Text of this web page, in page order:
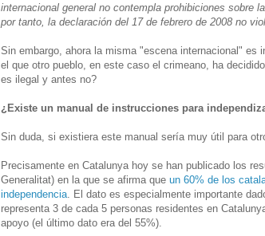
internacional general no contempla prohibiciones sobre
por tanto, la declaración del 17 de febrero de 2008 no
Sin embargo, ahora la misma "escena internacional" es
el que otro pueblo, en este caso el crimeano, ha
es ilegal y antes no?
¿Existe un manual de instrucciones para
Sin duda, si existiera este manual sería muy útil para
Precisamente en Catalunya hoy se han publicado los
Generalitat) en la que se afirma que un 60% de los
independencia . El dato es especialmente importante
representa 3 de cada 5 personas residentes en
apoyo (el último dato era del 55%).